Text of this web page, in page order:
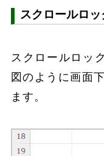
スクロールロ
スクロールロッ
図のように画面
ます。